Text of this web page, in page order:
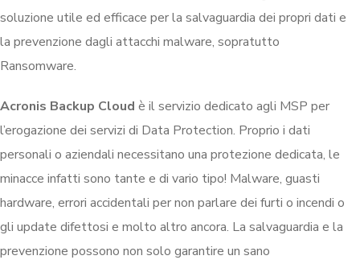
soluzione utile ed efficace per la salvaguardia dei propri dati e
la prevenzione dagli attacchi malware, sopratutto
Ransomware.
Acronis Backup Cloud è il servizio dedicato agli MSP per
l’erogazione dei servizi di Data Protection. Proprio i dati
personali o aziendali necessitano una protezione dedicata, le
minacce infatti sono tante e di vario tipo! Malware, guasti
hardware, errori accidentali per non parlare dei furti o incendi o
gli update difettosi e molto altro ancora. La salvaguardia e la
prevenzione possono non solo garantire un sano